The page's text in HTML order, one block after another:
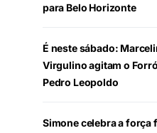
para Belo Horizonte
É neste sábado:
Virgulino agitam o
Pedro Leopoldo
Simone celebra a força